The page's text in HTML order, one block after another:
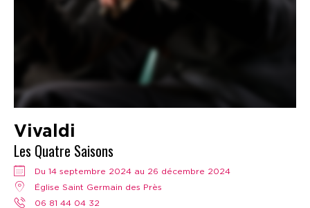
Vivaldi
Les Quatre Saisons
Du 14 septembre 2024 au 26 décembre 2024
Église Saint Germain des Près
06 81 44 04 32